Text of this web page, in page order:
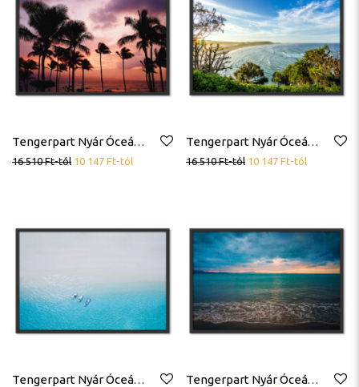
Tengerpart Nyár Óceán Trópus Tenger Pálmafák Poszter
16 510Ft-tól 10 147 Ft-tól
Tengerpart Nyár Óceán Trópus Tenger Poszter
16 510Ft-tól 10 147 Ft-tól
Tengerpart Nyár Óceán Trópus Tenger Felülről Szörfösök Poszter
Tengerpart Nyár Óceán Trópus Tenger Poszter